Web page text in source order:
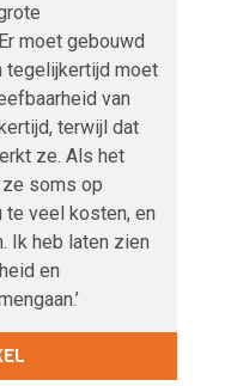
moet gebouwd
tegelijkertijd moet
van
terwijl dat
ze. Als het
soms op
te veel kosten, en
Ik heb laten zien
en